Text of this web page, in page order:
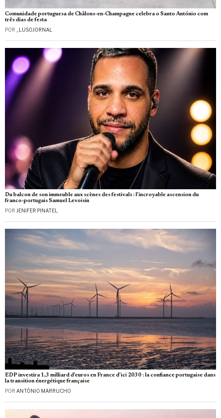
Comunidade portuguesa de Châlons-en-Champagne celebra o Santo António com
três dias de festa
POR _LUSOJORNAL
Du balcon de son immeuble aux scènes des festivals : l’incroyable ascension du
franco-portugais Samuel Levoisin
POR JENIFER PINATEL
EDP investira 1,3 milliard d’euros en France d’ici 2030 : la confiance portugaise dans
la transition énergétique française
POR ANTÓNIO MARRUCHO